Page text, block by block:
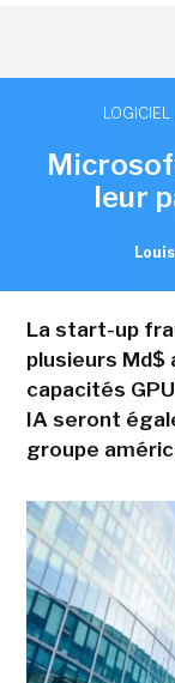
LOGICIEL
leur
La start-up
plusieurs
capacités
IA seront
groupe